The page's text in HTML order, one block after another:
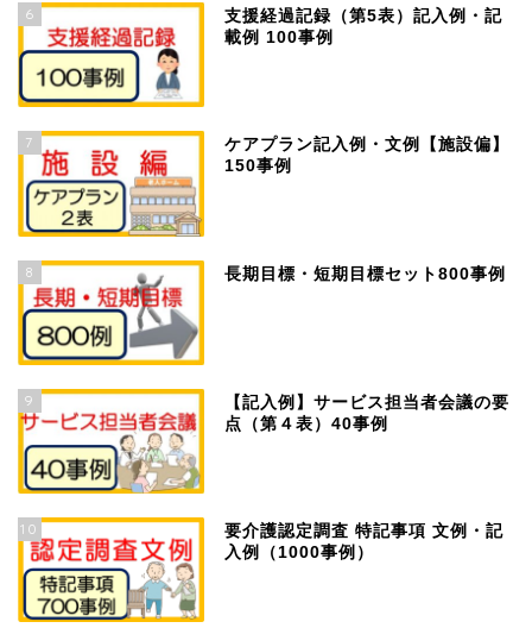
6
支援経過記録（第5表）記入例・記
載例 100事例
7
ケアプラン記入例・文例【施設偏】
150事例
8 長期目標・短期目標セット800事例
9
【記入例】サービス担当者会議の要
点（第４表）40事例
10
要介護認定調査 特記事項 文例・記
入例（1000事例）